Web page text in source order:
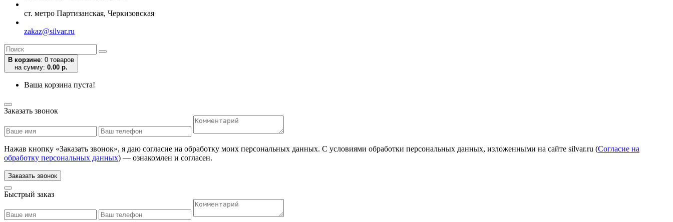
ст. метро Партизанская, Черкизовская
zakaz@silvar.ru
В корзине: 0 товаров
на сумму: 0.00 р.
Ваша корзина пуста!
Заказать звонок
Нажав кнопку «Заказать звонок», я даю согласие на обработку моих персональных данных. С условиями обработки персональных данных, изложенными на сайте silvar.ru (Согласие на
обработку персональных данных) — ознакомлен и согласен.
Заказать звонок
Быстрый заказ